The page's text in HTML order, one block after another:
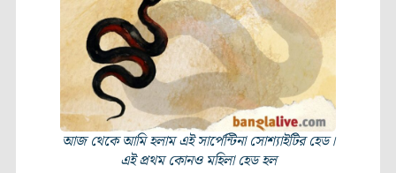
আজ থেকে আমি হলাম এই সার্পেন্টিনা সোশ্যাইটির হেড।
এই প্রথম কোনও মহিলা হেড হল